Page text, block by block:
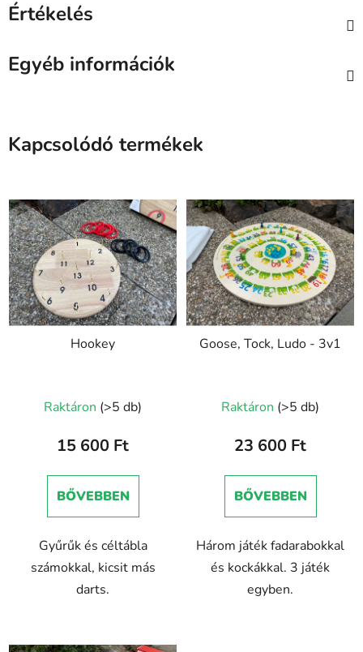
Értékelés
Egyéb információk
Kapcsolódó termékek
Hookey
Raktáron (>5 db)
15 600 Ft
BŐVEBBEN
Gyűrűk és céltábla
számokkal, kicsit más
darts.
Goose, Tock, Ludo - 3v1
Raktáron (>5 db)
23 600 Ft
BŐVEBBEN
Három játék fadarabokkal
és kockákkal. 3 játék
egyben.